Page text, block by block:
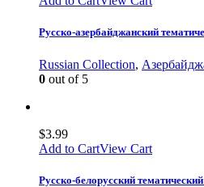
Русско-азербайджанский
Russian Collection,
0 out of 5
$3.99
Add to CartView Cart
Русско-белорусский